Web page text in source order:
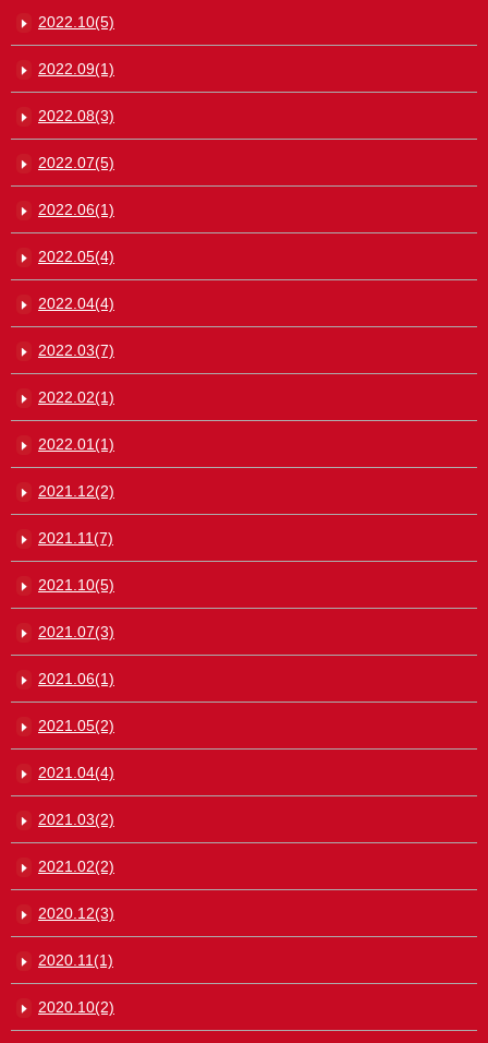
2022.10(5)
2022.09(1)
2022.08(3)
2022.07(5)
2022.06(1)
2022.05(4)
2022.04(4)
2022.03(7)
2022.02(1)
2022.01(1)
2021.12(2)
2021.11(7)
2021.10(5)
2021.07(3)
2021.06(1)
2021.05(2)
2021.04(4)
2021.03(2)
2021.02(2)
2020.12(3)
2020.11(1)
2020.10(2)